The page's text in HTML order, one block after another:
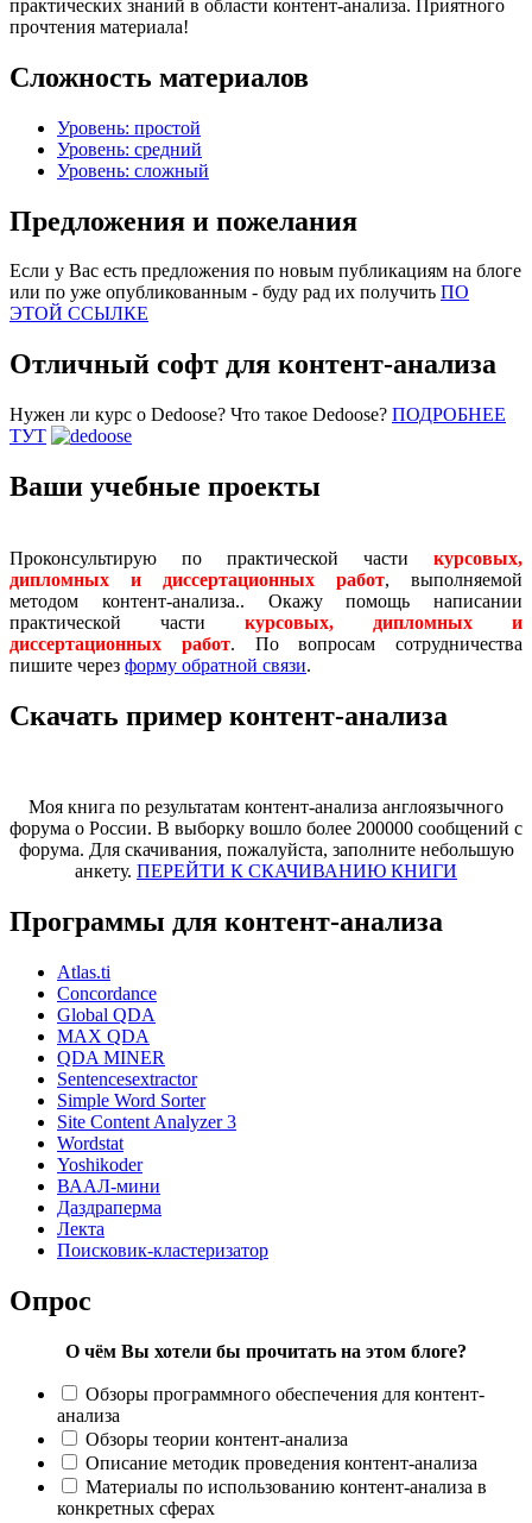
практических знаний в области контент-анализа. Приятного
прочтения материала!
Сложность материалов
Уровень: простой
Уровень: средний
Уровень: сложный
Предложения и пожелания
Если у Вас есть предложения по новым публикациям на блоге
или по уже опубликованным - буду рад их получить ПО
ЭТОЙ ССЫЛКЕ
Отличный софт для контент-анализа
Нужен ли курс о Dedoose? Что такое Dedoose? ПОДРОБНЕЕ
ТУТ
Ваши учебные проекты
Проконсультирую по практической части курсовых,
дипломных и диссертационных работ, выполняемой
методом контент-анализа.. Окажу помощь написании
практической части курсовых, дипломных и
диссертационных работ. По вопросам сотрудничества
пишите через форму обратной связи.
Скачать пример контент-анализа
Моя книга по результатам контент-анализа англоязычного
форума о России. В выборку вошло более 200000 сообщений с
форума. Для скачивания, пожалуйста, заполните небольшую
анкету. ПЕРЕЙТИ К СКАЧИВАНИЮ КНИГИ
Программы для контент-анализа
Atlas.ti
Concordance
Global QDA
MAX QDA
QDA MINER
Sentencesextractor
Simple Word Sorter
Site Content Analyzer 3
Wordstat
Yoshikoder
ВААЛ-мини
Даздраперма
Лекта
Поисковик-кластеризатор
Опрос
О чём Вы хотели бы прочитать на этом блоге?
Обзоры программного обеспечения для контент-
анализа
Обзоры теории контент-анализа
Описание методик проведения контент-анализа
Материалы по использованию контент-анализа в
конкретных сферах